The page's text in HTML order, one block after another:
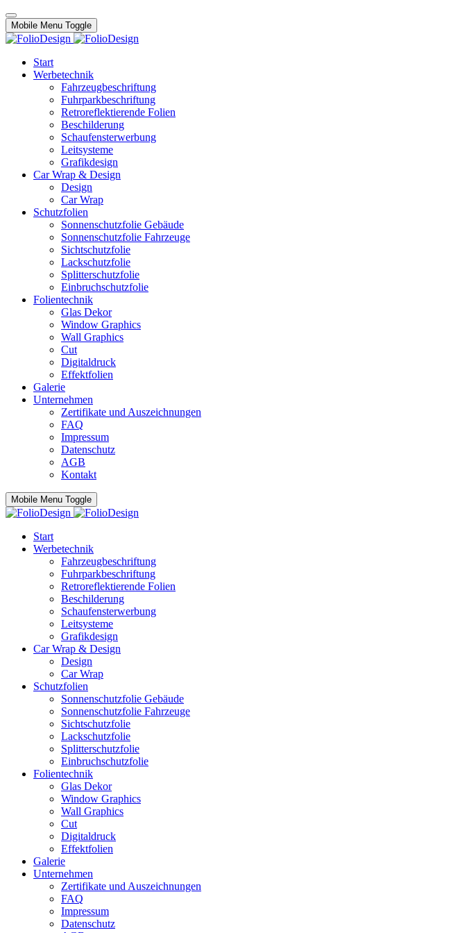
Mobile Menu Toggle
Start
Werbetechnik
Fahrzeugbeschriftung
Fuhrparkbeschriftung
Retroreflektierende Folien
Beschilderung
Schaufensterwerbung
Leitsysteme
Grafikdesign
Car Wrap & Design
Design
Car Wrap
Schutzfolien
Sonnenschutzfolie Gebäude
Sonnenschutzfolie Fahrzeuge
Sichtschutzfolie
Lackschutzfolie
Splitterschutzfolie
Einbruchschutzfolie
Folientechnik
Glas Dekor
Window Graphics
Wall Graphics
Cut
Digitaldruck
Effektfolien
Galerie
Unternehmen
Zertifikate und Auszeichnungen
FAQ
Impressum
Datenschutz
AGB
Kontakt
Mobile Menu Toggle
Start
Werbetechnik
Fahrzeugbeschriftung
Fuhrparkbeschriftung
Retroreflektierende Folien
Beschilderung
Schaufensterwerbung
Leitsysteme
Grafikdesign
Car Wrap & Design
Design
Car Wrap
Schutzfolien
Sonnenschutzfolie Gebäude
Sonnenschutzfolie Fahrzeuge
Sichtschutzfolie
Lackschutzfolie
Splitterschutzfolie
Einbruchschutzfolie
Folientechnik
Glas Dekor
Window Graphics
Wall Graphics
Cut
Digitaldruck
Effektfolien
Galerie
Unternehmen
Zertifikate und Auszeichnungen
FAQ
Impressum
Datenschutz